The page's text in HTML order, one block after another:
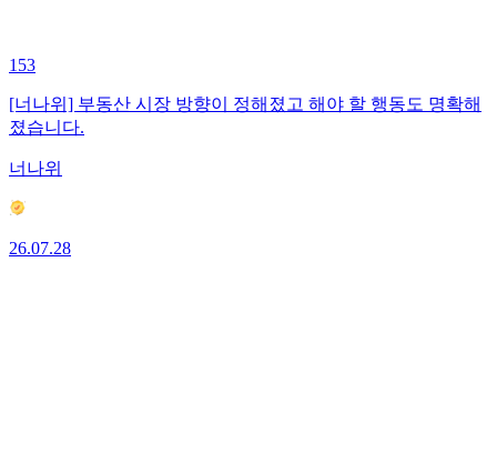
153
[너나위] 부동산 시장 방향이 정해졌고 해야 할 행동도 명확해
졌습니다.
너나위
26.07.28